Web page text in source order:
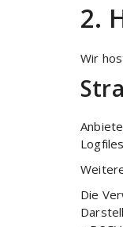
2.
Wir
Die